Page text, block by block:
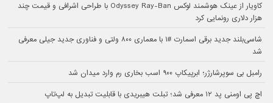
کاویار از عینک هوشمند لوکس Odyssey Ray-Ban با طراحی اشرافی و قیمت چند
هزار دلاری رونمایی کرد
شاسی‌بلند جدید برقی اسمارت #۱ با معماری ۸۰۰ ولتی و فناوری جدید جیلی معرفی
شد
رامبل بی سوپرشارژر؛ ابرپیکاپ ۹۰۰ اسب بخاری رم وارد میدان شد
اچ پی اومنی پد ۱۲ معرفی شد؛ تبلت هیبریدی با قابلیت تبدیل به لپ‌تاپ